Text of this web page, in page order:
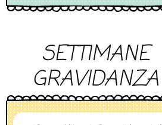
SETTIMANE
GRAVIDANZA